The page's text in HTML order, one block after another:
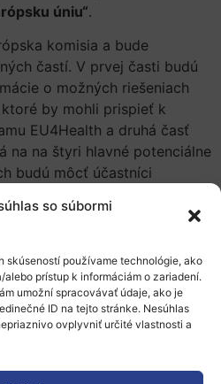
so súbormi
skúseností používame technológie, ako
prístup k informáciám o zariadení.
umožní spracovávať údaje, ako je
ID na tejto stránke. Nesúhlas
ovplyvniť určité vlastnosti a
úniu“.
komisia a bude
častí. V prvej časti budú
o možných riešeniach
by mohli prispieť k
EU4Health a druhá časť
na na štyri hlavné potenciálne
budú môcť účastníci
bezplatná.
a program nájdete natomto